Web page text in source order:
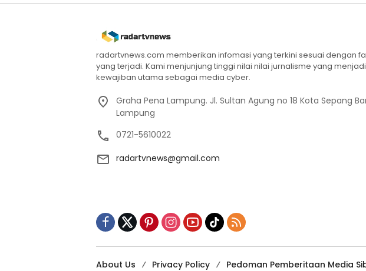
radartvnews.com memberikan infomasi yang terkini sesuai dengan
yang terjadi. Kami menjunjung tinggi nilai nilai jurnalisme yang menjadi
kewajiban utama sebagai media cyber.
Graha Pena Lampung. Jl. Sultan Agung no 18 Kota Sepang
Lampung
0721-5610022
radartvnews@gmail.com
About Us Privacy Policy Pedoman Pemberitaan Media